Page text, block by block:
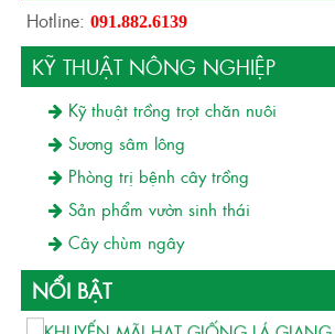
Hotline: 091.882.6139
KỸ THUẬT NÔNG NGHIỆP
Kỹ thuật trồng trọt chăn nuôi
Sương sâm lông
Phòng trị bệnh cây trồng
Sản phẩm vườn sinh thái
Cây chùm ngây
NỔI BẬT
KỸ THUẬT GIEO HẠT SƯƠNG SÂM LÔNG